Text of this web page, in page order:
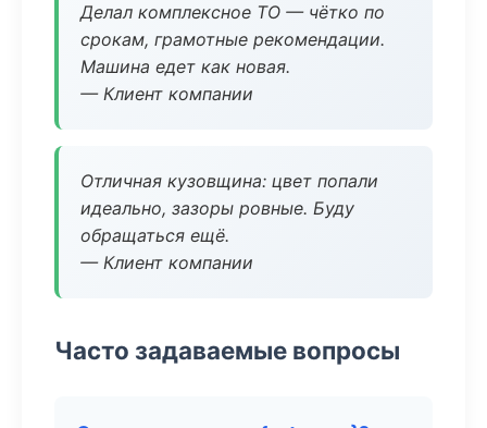
Делал комплексное ТО — чётко по
срокам, грамотные рекомендации.
Машина едет как новая.
— Клиент компании
Отличная кузовщина: цвет попали
идеально, зазоры ровные. Буду
обращаться ещё.
— Клиент компании
Часто задаваемые вопросы